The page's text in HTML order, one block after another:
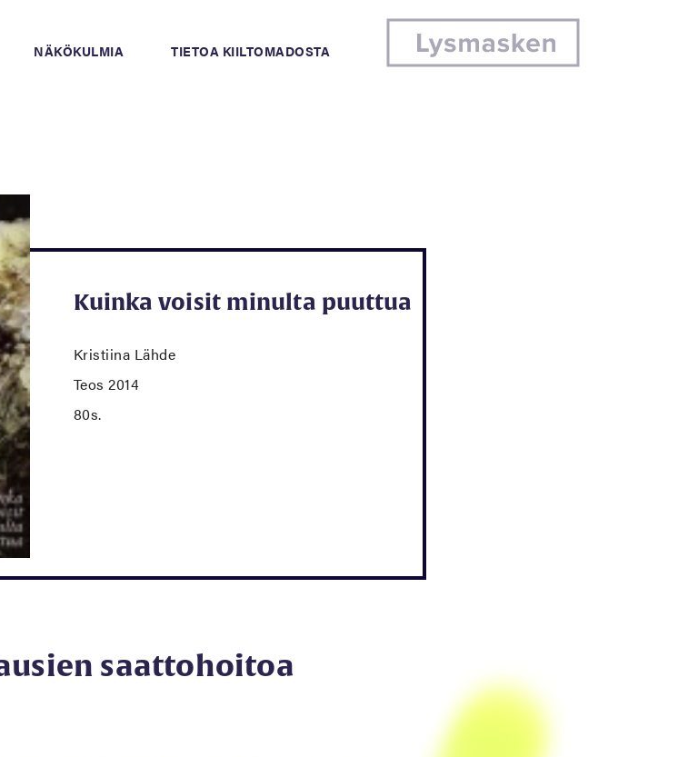
NÄKÖKULMIA TIETOA KIILTOMADOSTA
Kuinka voisit minulta puuttua
Kristiina Lähde
Teos 2014
80s.
saattohoitoa